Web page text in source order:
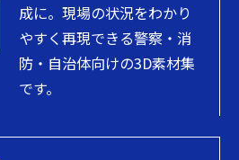
成に。現場の状況をわかり
やすく再現できる警察・消
防・自治体向けの3D素材集
です。